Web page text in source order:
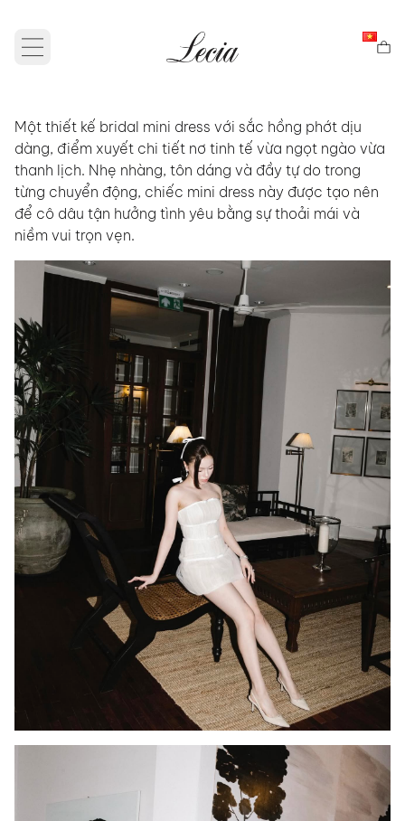
Open main menu
Một thiết kế bridal mini dress với sắc hồng phớt dịu
dàng, điểm xuyết chi tiết nơ tinh tế vừa ngọt ngào vừa
thanh lịch. Nhẹ nhàng, tôn dáng và đầy tự do trong
từng chuyển động, chiếc mini dress này được tạo nên
để cô dâu tận hưởng tình yêu bằng sự thoải mái và
niềm vui trọn vẹn.